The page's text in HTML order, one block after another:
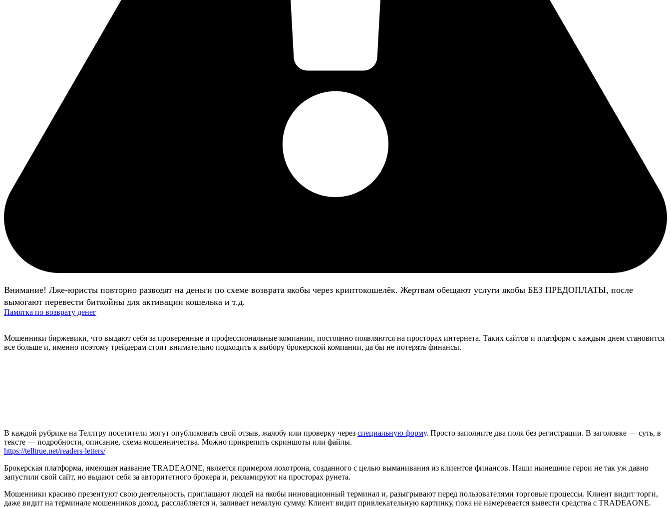
Внимание! Лже-юристы повторно разводят на деньги по схеме возврата якобы через криптокошелёк. Жертвам обещают услуги якобы БЕЗ ПРЕДОПЛАТЫ, после
вымогают перевести биткойны для активации кошелька и т.д.
Памятка по возврату денег
Мошенники биржевики, что выдают себя за проверенные и профессиональные компании, постоянно появляются на просторах интернета. Таких сайтов и платформ с каждым днем становится
все больше и, именно поэтому трейдерам стоит внимательно подходить к выбору брокерской компании, да бы не потерять финансы.
В каждой рубрике на Теллтру посетители могут опубликовать свой отзыв, жалобу или проверку через специальную форму. Просто заполните два поля без регистрации. В заголовке — суть, в
тексте — подробности, описание, схема мошенничества. Можно прикрепить скриншоты или файлы.
https://telltrue.net/readers-letters/
Брокерская платформа, имеющая название TRADEAONE, является примером лохотрона, созданного с целью выманивания из клиентов финансов. Наши нынешние герои не так уж давно
запустили свой сайт, но выдают себя за авторитетного брокера и, рекламируют на просторах рунета.
Мошенники красиво презентуют свою деятельность, приглашают людей на якобы инновационный терминал и, разыгрывают перед пользователями торговые процессы. Клиент видит торги,
даже видит на терминале мошенников доход, расслабляется и, заливает немалую сумму. Клиент видит привлекательную картинку, пока не намеревается вывести средства с TRADEAONE.